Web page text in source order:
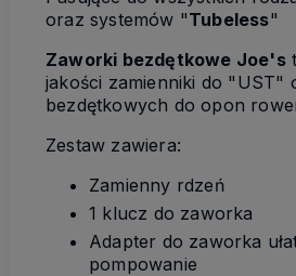
oraz systemów "Tubeless"
Zaworki bezdętkowe Joe's
jakości zamienniki do "UST"
bezdętkowych do opon
Zestaw zawiera:
Zamienny rdzeń
1 klucz do zaworka
Adapter do zaworka
pompowanie